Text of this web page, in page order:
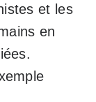
et les
en